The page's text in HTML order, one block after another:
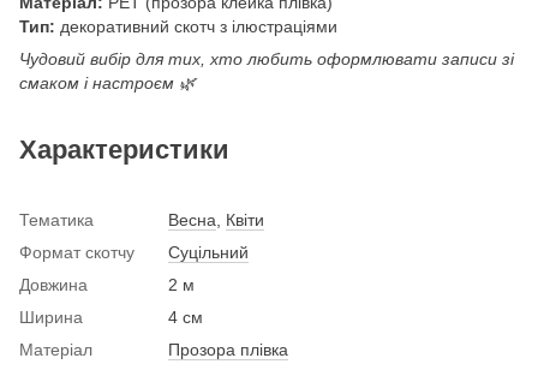
Тип: декоративний скотч з ілюстраціями
Чудовий вибір для тих, хто любить оформлювати записи зі
смаком і настроєм 🌿
Характеристики
Тематика Весна
Квіти
Формат скотчу
Суцільний
Довжина
2 м
Ширина
4 см
Матеріал
Прозора плівка